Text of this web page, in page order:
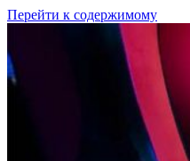
Перейти к содержимому